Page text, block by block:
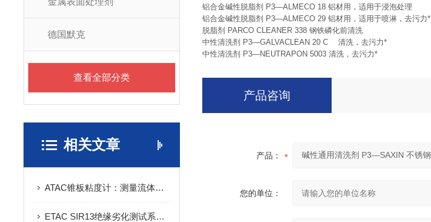
德国默克
查看全部分类
相关文章
ATAC锥板粘度计：测量流体粘度的仪器
ETAC SIR13绝缘劣化测试系统在电力行业的应用实践：提升设备安全运行水平的得力助手
铝合金碱性脱脂剂 P3—ALMECO 18 铝材用，适用于浸泡处理
铝合金碱性脱脂剂 P3—ALMECO 29 铝材用，适用于喷淋，去污力*
脱脂剂 PARCO CLEANER 338 钢铁磷化前清洗
中性清洗剂 P3—GALVACLEAN 20 C 清洗，去污力*
中性清洗剂 P3—NEUTRAPON 5003 清洗，去污力*
产品咨询
产品：
您的单位：